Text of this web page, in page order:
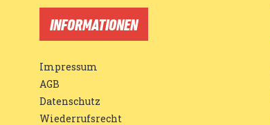
INFORMATIONEN
Impressum
AGB
Datenschutz
Wiederrufsrecht